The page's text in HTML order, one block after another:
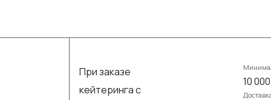
При заказе
кейтеринга с
10